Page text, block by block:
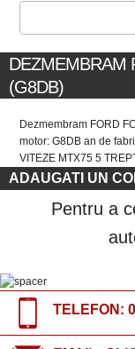
DEZMEMBRAM
(G8DB)
Dezmembram FORD
motor: G8DB an de
VITEZE MTX75 5
ADAUGATI UN
Pentru a
TELEFON: